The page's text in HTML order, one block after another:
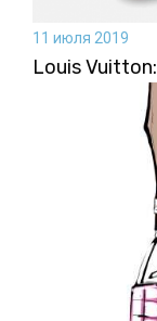
11 июля 2019
Louis